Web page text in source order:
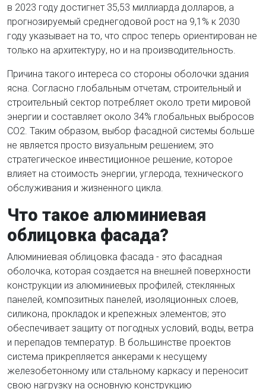
в 2023 году достигнет 35,53 миллиарда долларов, а
прогнозируемый среднегодовой рост на 9,1% к 2030
году указывает на то, что спрос теперь ориентирован не
только на архитектуру, но и на производительность.
Причина такого интереса со стороны оболочки здания
ясна. Согласно глобальным отчетам, строительный и
строительный сектор потребляет около трети мировой
энергии и составляет около 34% глобальных выбросов
CO2. Таким образом, выбор фасадной системы больше
не является просто визуальным решением; это
стратегическое инвестиционное решение, которое
влияет на стоимость энергии, углерода, технического
обслуживания и жизненного цикла.
Что такое алюминиевая
облицовка фасада?
Алюминиевая облицовка фасада - это фасадная
оболочка, которая создается на внешней поверхности
конструкции из алюминиевых профилей, стеклянных
панелей, композитных панелей, изоляционных слоев,
силикона, прокладок и крепежных элементов; это
обеспечивает защиту от погодных условий, воды, ветра
и перепадов температур. В большинстве проектов
система прикрепляется анкерами к несущему
железобетонному или стальному каркасу и переносит
свою нагрузку на основную конструкцию